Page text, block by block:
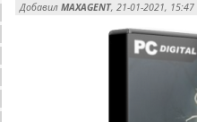
Добавил MAXAGENT, 21-01-2021, 15:47